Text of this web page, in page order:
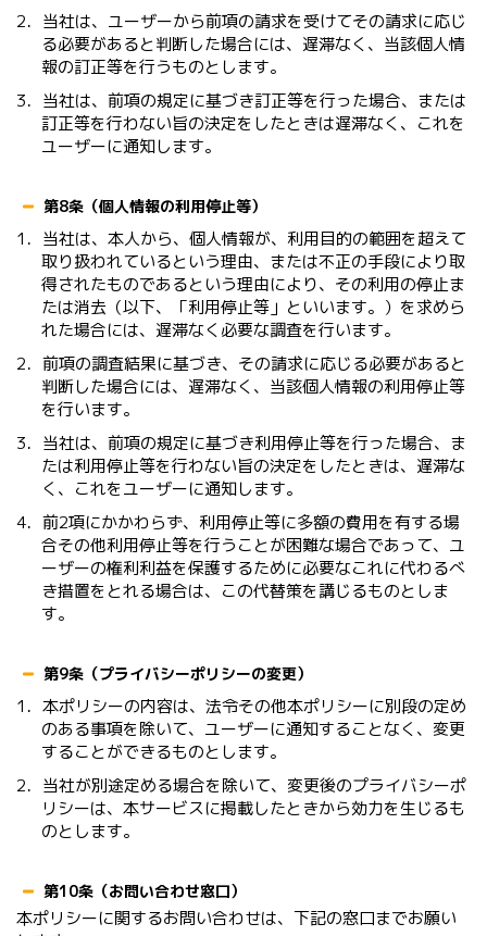
2．当社は、ユーザーから前項の請求を受けてその請求に応じ
る必要があると判断した場合には、遅滞なく、当該個人情
報の訂正等を行うものとします。
3．当社は、前項の規定に基づき訂正等を行った場合、または
訂正等を行わない旨の決定をしたときは遅滞なく、これを
ユーザーに通知します。
第8条（個人情報の利用停止等）
1．当社は、本人から、個人情報が、利用目的の範囲を超えて
取り扱われているという理由、または不正の手段により取
得されたものであるという理由により、その利用の停止ま
たは消去（以下、「利用停止等」といいます。）を求めら
れた場合には、遅滞なく必要な調査を行います。
2．前項の調査結果に基づき、その請求に応じる必要があると
判断した場合には、遅滞なく、当該個人情報の利用停止等
を行います。
3．当社は、前項の規定に基づき利用停止等を行った場合、ま
たは利用停止等を行わない旨の決定をしたときは、遅滞な
く、これをユーザーに通知します。
4．前2項にかかわらず、利用停止等に多額の費用を有する場
合その他利用停止等を行うことが困難な場合であって、ユ
ーザーの権利利益を保護するために必要なこれに代わるべ
き措置をとれる場合は、この代替策を講じるものとしま
す。
第9条（プライバシーポリシーの変更）
1．本ポリシーの内容は、法令その他本ポリシーに別段の定め
のある事項を除いて、ユーザーに通知することなく、変更
することができるものとします。
2．当社が別途定める場合を除いて、変更後のプライバシーポ
リシーは、本サービスに掲載したときから効力を生じるも
のとします。
第10条（お問い合わせ窓口）
本ポリシーに関するお問い合わせは、下記の窓口までお願い